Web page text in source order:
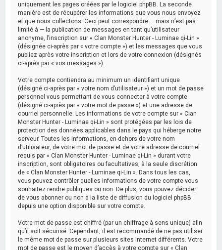
uniquement les pages créées par le logiciel phpBB. La seconde
manière est de récupérer les informations que vous nous envoyez
et que nous collectons. Ceci peut correspondre — mais n’est pas
limité à — la publication de messages en tant qu’utilisateur
anonyme, l’inscription sur « Clan Monster Hunter - Luminae qi-Lin »
(désignée ci-après par « votre compte ») et les messages que vous
publiez après votre inscription et lors de votre connexion (désignés
ci-après par « vos messages »).
Votre compte contiendra au minimum un identifiant unique
(désigné ci-après par « votre nom d’utilisateur ») et un mot de passe
personnel vous permettant de vous connecter à votre compte
(désigné ci-après par « votre mot de passe ») et une adresse de
courriel personnelle. Les informations de votre compte sur « Clan
Monster Hunter - Luminae qi-Lin » sont protégées par les lois de
protection des données applicables dans le pays qui héberge notre
serveur. Toutes les informations, en-dehors de votre nom
d’utilisateur, de votre mot de passe et de votre adresse de courriel
requis par « Clan Monster Hunter - Luminae qi-Lin » durant votre
inscription, sont obligatoires ou facultatives, à la seule discrétion
de « Clan Monster Hunter - Luminae qi-Lin ». Dans tous les cas,
vous pouvez contrôler quelles informations de votre compte vous
souhaitez rendre publiques ou non. De plus, vous pouvez décider
de vous abonner ou non à la liste de diffusion du logiciel phpBB
depuis une option disponible sur votre compte.
Votre mot de passe est chiffré (par un chiffrage à sens unique) afin
qu’il soit sécurisé. Cependant, il est recommandé de ne pas utiliser
le même mot de passe sur plusieurs sites internet différents. Votre
mot de passe est le moyen d’accès à votre compte sur « Clan